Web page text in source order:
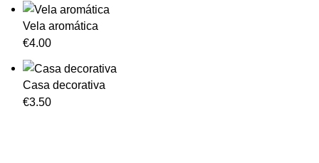
Vela aromática
€4.00
Casa decorativa
€3.50